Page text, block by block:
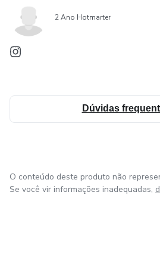
2 Ano Hotmarter
Dúvidas
O conteúdo deste produto não
Se você vir informações inadequadas,